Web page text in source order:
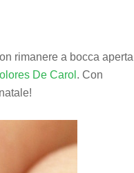
rimanere a bocca aperta
De Carol . Con